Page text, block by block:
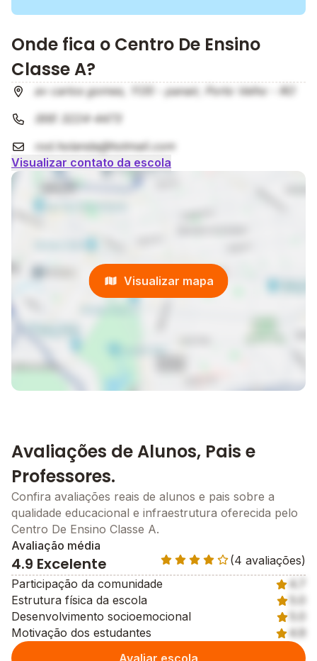
Onde fica o Centro De Ensino
Classe A?
av carlos gomes, 1135 - panair, Porto Velho - RO
(69) 3224-4473
rod.holanda@hotmail.com
Visualizar contato da escola
Visualizar mapa
Avaliações de Alunos, Pais e
Professores.
Confira avaliações reais de alunos e pais sobre a
qualidade educacional e infraestrutura oferecida pelo
Centro De Ensino Classe A.
Avaliação média
4.9 Excelente
(4 avaliações)
Participação da comunidade
4.7
Estrutura física da escola
Desenvolvimento socioemocional
Motivação dos estudantes
4.9
Avaliar escola